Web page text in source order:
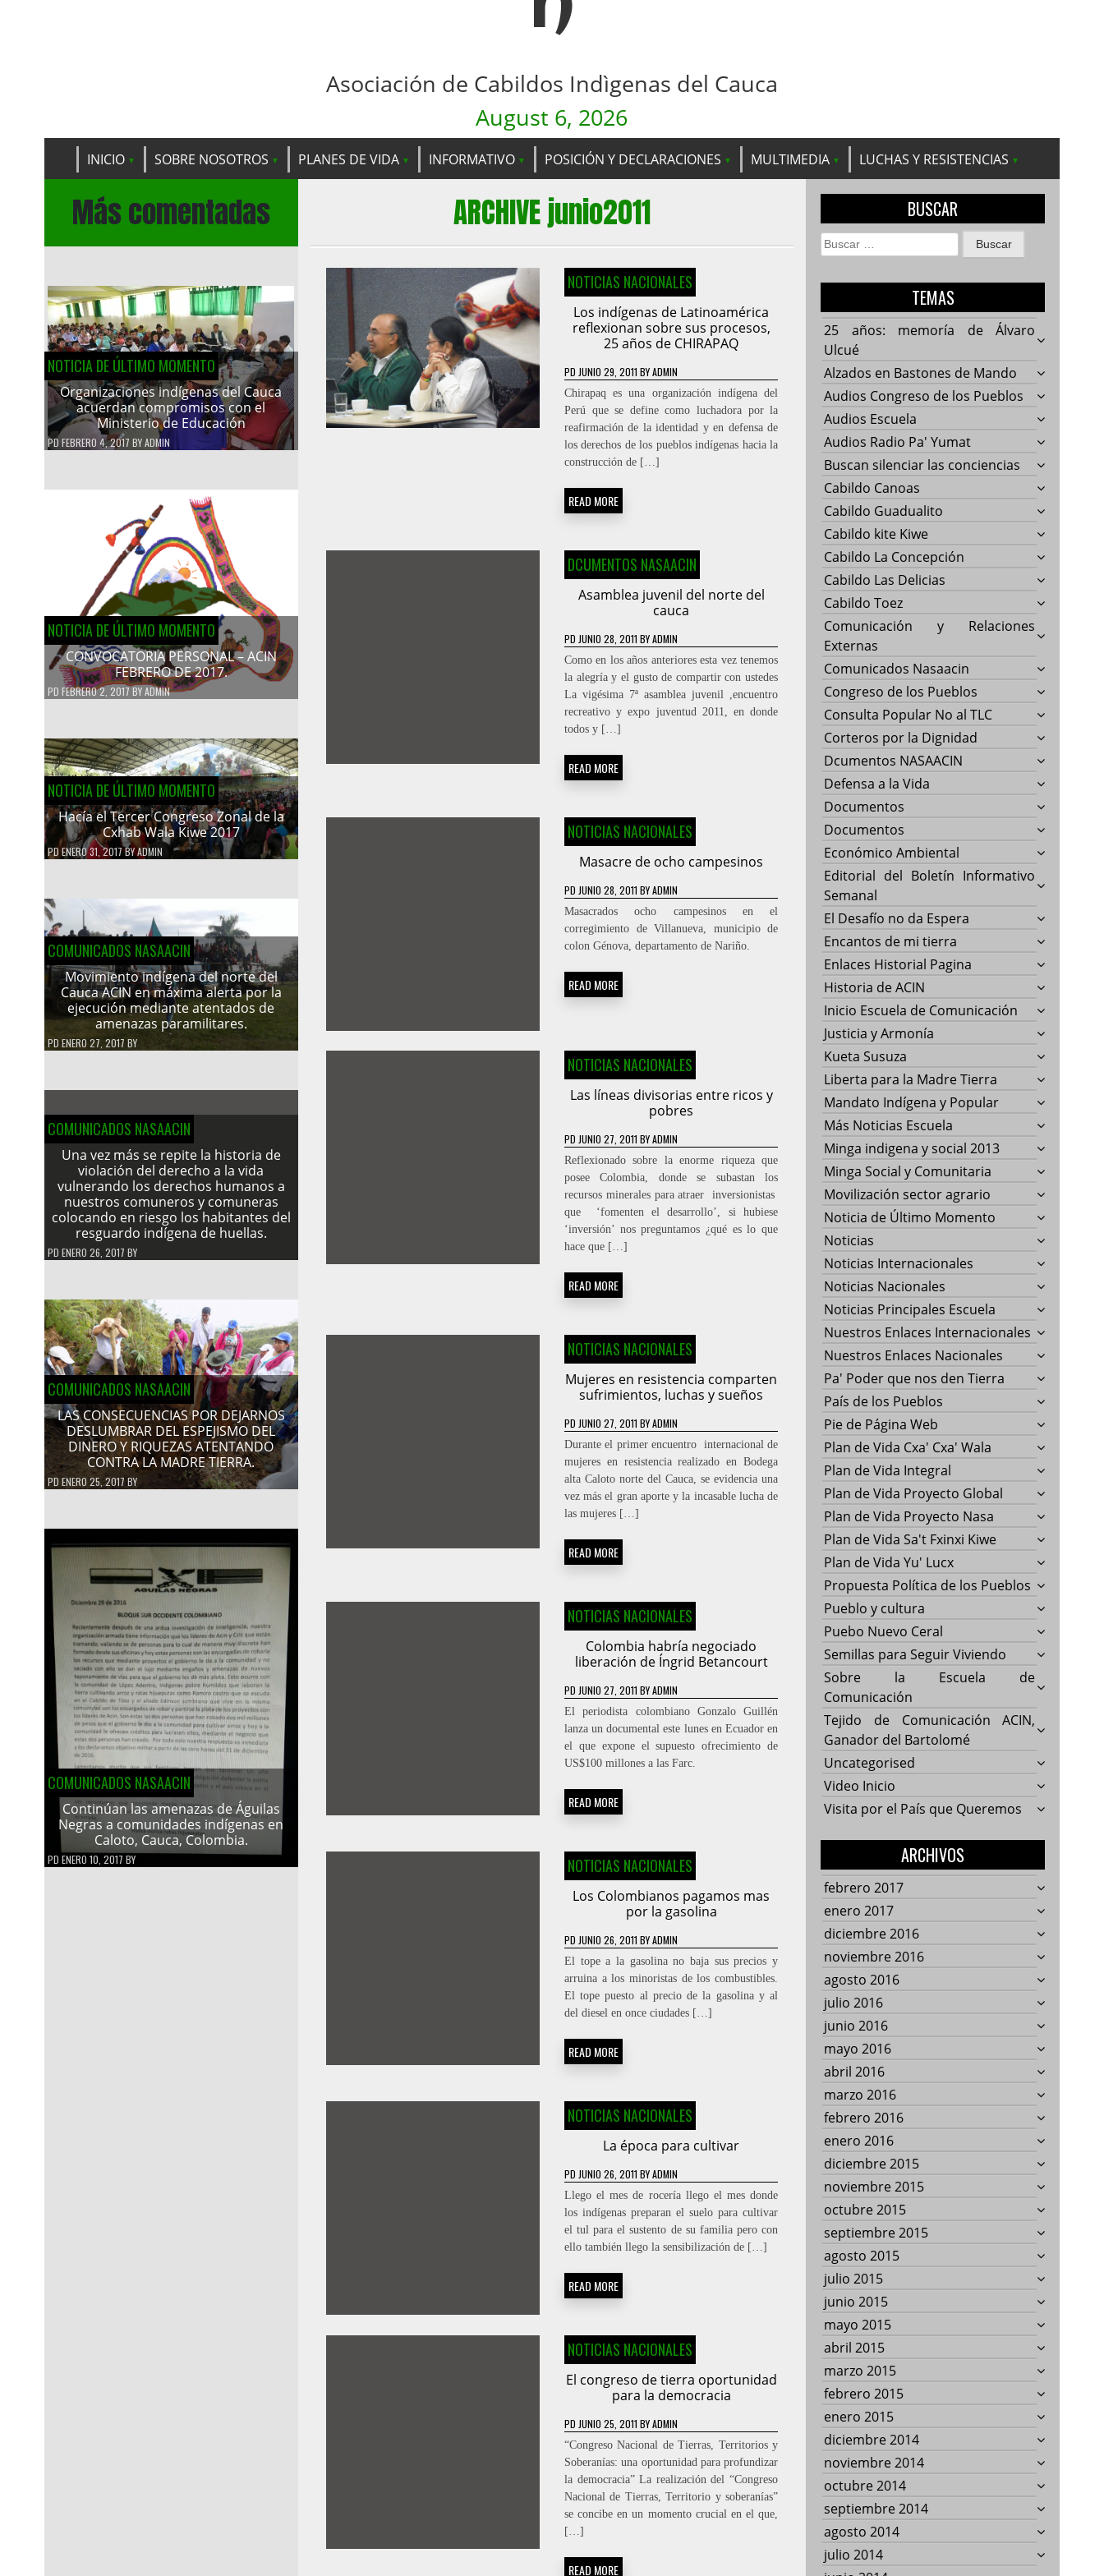
Asociación de Cabildos Indìgenas del Cauca
August 6, 2026
INICIO SOBRE NOSOTROS PLANES DE VIDA INFORMATIVO POSICIÓN Y DECLARACIONES MULTIMEDIA LUCHAS Y RESISTENCIAS
Más comentadas
NOTICIA DE ÚLTIMO MOMENTO
Organizaciones indígenas del Cauca
acuerdan compromisos con el
Ministerio de Educación
PD FEBRERO 4, 2017 BYADMIN
NOTICIA DE ÚLTIMO MOMENTO
CONVOCATORIA PERSONAL – ACIN
FEBRERO DE 2017.
PD FEBRERO 2, 2017BYADMIN
NOTICIA DE ÚLTIMO MOMENTO
Hacía el Tercer Congreso Zonal de la
Cxhab Wala Kiwe 2017
PDENERO 31, 2017BYADMIN
COMUNICADOS NASAACIN
Movimiento indígena del norte del
Cauca ACIN en máxima alerta por la
ejecución mediante atentados de
amenazas paramilitares.
PD ENERO 27, 2017 BY
COMUNICADOS NASAACIN
Una vez más se repite la historia de
violación del derecho a la vida
vulnerando los derechos humanos a
nuestros comuneros y comuneras
colocando en riesgo los habitantes del
resguardo indígena de huellas.
PD ENERO 26, 2017 BY
COMUNICADOS NASAACIN
LAS CONSECUENCIAS POR DEJARNOS
DESLUMBRAR DEL ESPEJISMO DEL
DINERO Y RIQUEZAS ATENTANDO
CONTRA LA MADRE TIERRA.
PDENERO 25, 2017 BY
COMUNICADOS NASAACIN
Continúan las amenazas de Águilas
Negras a comunidades indígenas en
Caloto, Cauca, Colombia.
PD ENERO 10, 2017 BY
ARCHIVE junio2011
NOTICIAS NACIONALES
Los indígenas de Latinoamérica
reflexionan sobre sus procesos,
25 años de CHIRAPAQ
PD JUNIO 29, 2011 BYADMIN
Chirapaq es una organización indígena del
Perú que se define como luchadora por la
reafirmación de la identidad y en defensa de
los derechos de los pueblos indígenas hacia la
construcción de […]
READ MORE
DCUMENTOS NASAACIN
Asamblea juvenil del norte del
cauca
PD JUNIO 28, 2011 BYADMIN
Como en los años anteriores esta vez tenemos
la alegría y el gusto de compartir con ustedes
La vigésima 7ª asamblea juvenil ,encuentro
recreativo y expo juventud 2011, en donde
todos y […]
READ MORE
NOTICIAS NACIONALES
Masacre de ocho campesinos
PD JUNIO 28, 2011 BYADMIN
Masacrados ocho campesinos en el
corregimiento de Villanueva, municipio de
colon Génova, departamento de Nariño.
READ MORE
NOTICIAS NACIONALES
Las líneas divisorias entre ricos y
pobres
PD JUNIO 27, 2011 BYADMIN
Reflexionado sobre la enorme riqueza que
posee Colombia, donde se subastan los
recursos minerales para atraer inversionistas
que ‘fomenten el desarrollo’, si hubiese
‘inversión’ nos preguntamos ¿qué es lo que
hace que […]
READ MORE
NOTICIAS NACIONALES
Mujeres en resistencia comparten
sufrimientos, luchas y sueños
PD JUNIO 27, 2011 BYADMIN
Durante el primer encuentro internacional de
mujeres en resistencia realizado en Bodega
alta Caloto norte del Cauca, se evidencia una
vez más el gran aporte y la incasable lucha de
las mujeres […]
READ MORE
NOTICIAS NACIONALES
Colombia habría negociado
liberación de Íngrid Betancourt
PD JUNIO 27, 2011 BYADMIN
El periodista colombiano Gonzalo Guillén
lanza un documental este lunes en Ecuador en
el que expone el supuesto ofrecimiento de
US$100 millones a las Farc.
READ MORE
NOTICIAS NACIONALES
Los Colombianos pagamos mas
por la gasolina
PD JUNIO 26, 2011 BYADMIN
El tope a la gasolina no baja sus precios y
arruina a los minoristas de los combustibles.
El tope puesto al precio de la gasolina y al
del diesel en once ciudades […]
READ MORE
NOTICIAS NACIONALES
La época para cultivar
PD JUNIO 26, 2011 BYADMIN
Llego el mes de rocería llego el mes donde
los indígenas preparan el suelo para cultivar
el tul para el sustento de su familia pero con
ello también llego la sensibilización de […]
READ MORE
NOTICIAS NACIONALES
El congreso de tierra oportunidad
para la democracia
PD JUNIO 25, 2011 BYADMIN
“Congreso Nacional de Tierras, Territorios y
Soberanías: una oportunidad para profundizar
la democracia” La realización del “Congreso
Nacional de Tierras, Territorio y soberanías”
se concibe en un momento crucial en el que,
[…]
READ MORE
BUSCAR
Buscar:
TEMAS
25 años: memoría de Álvaro
Ulcué
Alzados en Bastones de Mando
Audios Congreso de los Pueblos
Audios Escuela
Audios Radio Pa' Yumat
Buscan silenciar las conciencias
Cabildo Canoas
Cabildo Guadualito
Cabildo kite Kiwe
Cabildo La Concepción
Cabildo Las Delicias
Cabildo Toez
Comunicación y Relaciones
Externas
Comunicados Nasaacin
Congreso de los Pueblos
Consulta Popular No al TLC
Corteros por la Dignidad
Dcumentos NASAACIN
Defensa a la Vida
Documentos
Documentos
Económico Ambiental
Editorial del Boletín Informativo
Semanal
El Desafío no da Espera
Encantos de mi tierra
Enlaces Historial Pagina
Historia de ACIN
Inicio Escuela de Comunicación
Justicia y Armonía
Kueta Susuza
Liberta para la Madre Tierra
Mandato Indígena y Popular
Más Noticias Escuela
Minga indigena y social 2013
Minga Social y Comunitaria
Movilización sector agrario
Noticia de Último Momento
Noticias
Noticias Internacionales
Noticias Nacionales
Noticias Principales Escuela
Nuestros Enlaces Internacionales
Nuestros Enlaces Nacionales
Pa' Poder que nos den Tierra
País de los Pueblos
Pie de Página Web
Plan de Vida Cxa' Cxa' Wala
Plan de Vida Integral
Plan de Vida Proyecto Global
Plan de Vida Proyecto Nasa
Plan de Vida Sa't Fxinxi Kiwe
Plan de Vida Yu' Lucx
Propuesta Política de los Pueblos
Pueblo y cultura
Puebo Nuevo Ceral
Semillas para Seguir Viviendo
Sobre la Escuela de
Comunicación
Tejido de Comunicación ACIN,
Ganador del Bartolomé
Uncategorised
Video Inicio
Visita por el País que Queremos
ARCHIVOS
febrero 2017
enero 2017
diciembre 2016
noviembre 2016
agosto 2016
julio 2016
junio 2016
mayo 2016
abril 2016
marzo 2016
febrero 2016
enero 2016
diciembre 2015
noviembre 2015
octubre 2015
septiembre 2015
agosto 2015
julio 2015
junio 2015
mayo 2015
abril 2015
marzo 2015
febrero 2015
enero 2015
diciembre 2014
noviembre 2014
octubre 2014
septiembre 2014
agosto 2014
julio 2014